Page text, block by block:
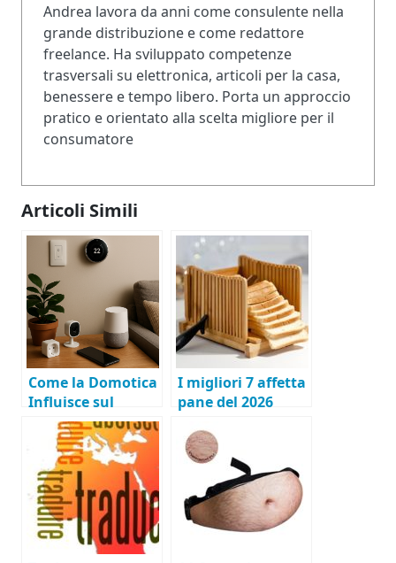
Andrea lavora da anni come consulente nella
grande distribuzione e come redattore
freelance. Ha sviluppato competenze
trasversali su elettronica, articoli per la casa,
benessere e tempo libero. Porta un approccio
pratico e orientato alla scelta migliore per il
consumatore
Articoli Simili
Come la Domotica
Influisce sul
Valore della Casa:
Tecnologie Smart
e ROI
I migliori 7 affetta
pane del 2026